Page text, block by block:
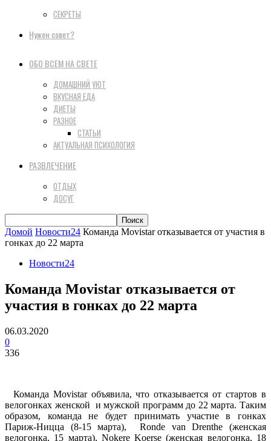
СЕКРЕТЫ
Нужен совет?
ОБО ВСЕМ НА СВЕТЕ
ДОМАШНИЙ УЮТ
ВКУСНАЯ ЕДА
ДИЕТЫ
РАЗНОЕ
СТАТЬИ
АКТУАЛЬНАЯ ПСИХОЛОГИЯ
РАЗВЛЕЧЕНИЕ
ОТДЫХ
ДОСУГ
Домой Новости24 Команда Movistar отказывается от участия в
гонках до 22 марта
Новости24
Команда Movistar отказывается от
участия в гонках до 22 марта
06.03.2020
0
336
Команда Movistar объявила, что отказывается от стартов в
велогонках женской и мужской программ до 22 марта. Таким
образом, команда не будет принимать участие в гонках
Париж-Ницца (8-15 марта), Ronde van Drenthe (женская
велогонка, 15 марта), Nokere Koerse (женская велогонка, 18